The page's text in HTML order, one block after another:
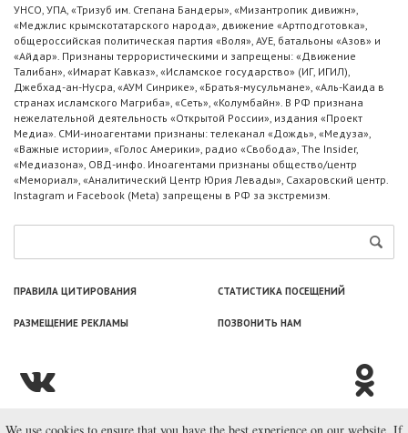
УНСО, УПА, «Тризуб им. Степана Бандеры», «Мизантропик дивижн»,
«Меджлис крымскотатарского народа», движение «Артподготовка»,
общероссийская политическая партия «Воля», АУЕ, батальоны «Азов» и
«Айдар». Признаны террористическими и запрещены: «Движение
Талибан», «Имарат Кавказ», «Исламское государство» (ИГ, ИГИЛ),
Джебхад-ан-Нусра, «АУМ Синрике», «Братья-мусульмане», «Аль-Каида в
странах исламского Магриба», «Сеть», «Колумбайн». В РФ признана
нежелательной деятельность «Открытой России», издания «Проект
Медиа». СМИ-иноагентами признаны: телеканал «Дождь», «Медуза»,
«Важные истории», «Голос Америки», радио «Свобода», The Insider,
«Медиазона», ОВД-инфо. Иноагентами признаны общество/центр
«Мемориал», «Аналитический Центр Юрия Левады», Сахаровский центр.
Instagram и Facebook (Metа) запрещены в РФ за экстремизм.
ПРАВИЛА ЦИТИРОВАНИЯ СТАТИСТИКА ПОСЕЩЕНИЙ
РАЗМЕЩЕНИЕ РЕКЛАМЫ ПОЗВОНИТЬ НАМ
© ООО «Лаборатория Новоcтей», 2003—2026.